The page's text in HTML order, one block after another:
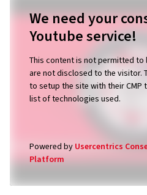
We need your
Youtube service!
This content is not permitted
are not disclosed to the visitor.
to setup the site with their CMP
list of technologies used.
Powered by Usercentrics
Platform